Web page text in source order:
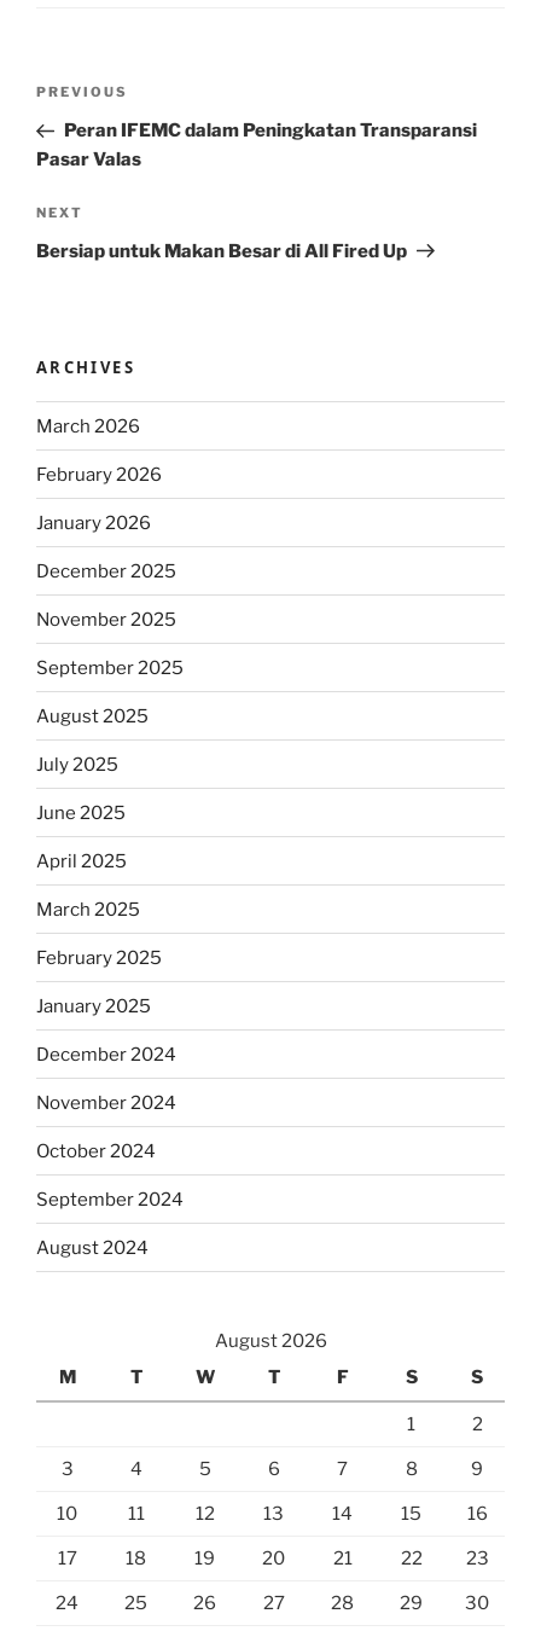
Previous
Post
PREVIOUS
Peran IFEMC dalam Peningkatan Transparansi
Pasar Valas
Next
Post
NEXT
Bersiap untuk Makan Besar di All Fired Up
ARCHIVES
March 2026
February 2026
January 2026
December 2025
November 2025
September 2025
August 2025
July 2025
June 2025
April 2025
March 2025
February 2025
January 2025
December 2024
November 2024
October 2024
September 2024
August 2024
August 2026
M
T W T F S S
1 2
3 4 5 6 7 8 9
10 11 12 13 14 15 16
17 18 19 20 21 22 23
24 25 26 27 28 29 30